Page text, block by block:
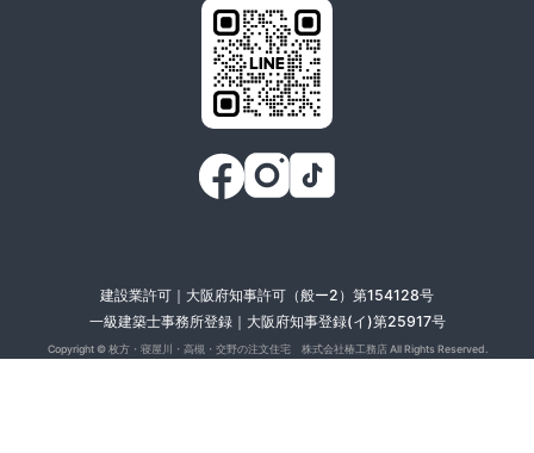
建設業許可｜大阪府知事許可（般ー2）第154128号
一級建築士事務所登録｜大阪府知事登録(イ)第25917号
Copyright ©枚方・寝屋川・高槻・交野の注文住宅 株式会社椿工務店All Rights Reserved.